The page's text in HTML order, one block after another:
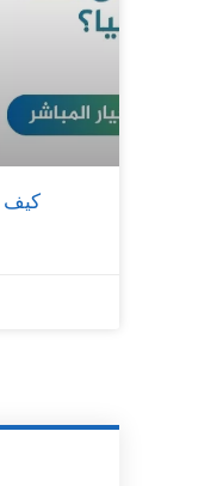
كيف